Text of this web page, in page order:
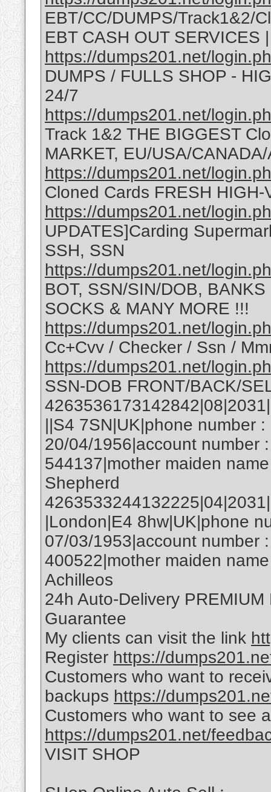
EBT/CC/DUMPS/Track1&2/
EBT CASH OUT SERVICES
https://dumps201.net/
DUMPS / FULLS SHOP -
24/7
https://dumps201.net/
Track 1&2 THE BIGGEST
MARKET, EU/USA/
https://dumps201.net/
Cloned Cards FRESH
https://dumps201.net/
UPDATES]Carding
SSH, SSN
https://dumps201.net/
BOT, SSN/SIN/DOB,
SOCKS & MANY MORE !!!
https://dumps201.net/
Cc+Cvv / Checker / Ssn /
https://dumps201.net/
SSN-DOB FRONT/BACK/
||S4 7SN|UK|phone number
20/04/1956|account number
544137|mother maiden
Shepherd
|London|E4 8hw|UK|phone
07/03/1953|account number
400522|mother maiden
Achilleos
24h Auto-Delivery
Guarantee
My clients can visit the link
Register https://
Customers who want to
backups https://
Customers who want to see
https://dumps201.net/
VISIT SHOP